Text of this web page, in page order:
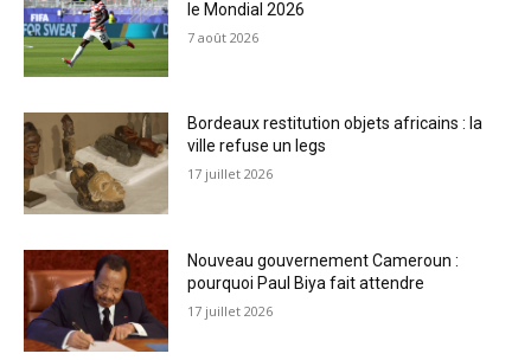
le Mondial 2026
7 août 2026
Bordeaux restitution objets africains : la
ville refuse un legs
17 juillet 2026
Nouveau gouvernement Cameroun :
pourquoi Paul Biya fait attendre
17 juillet 2026